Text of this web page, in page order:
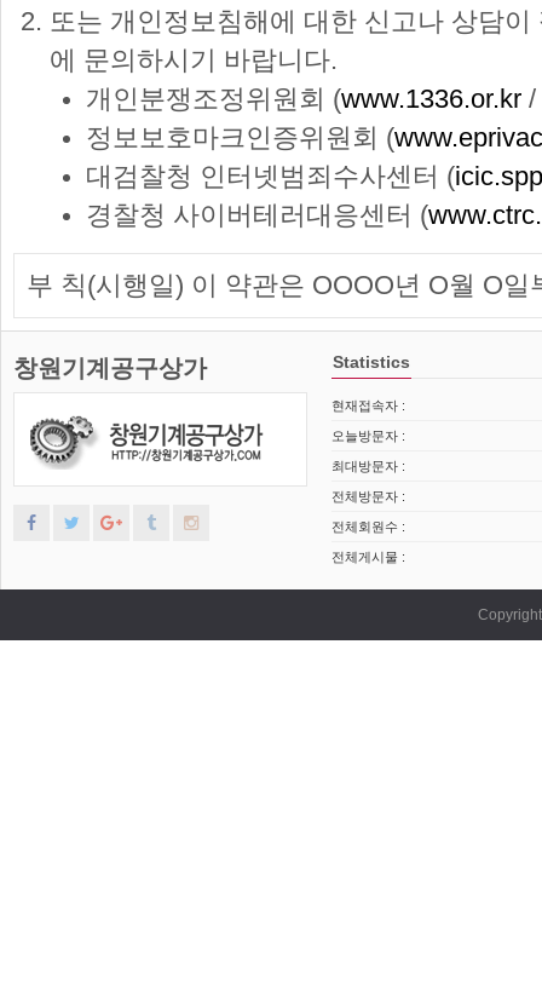
또는 개인정보침해에 대한 신고나 상담
에 문의하시기 바랍니다.
개인분쟁조정위원회 (www.1336.or.kr /
정보보호마크인증위원회 (
대검찰청 인터넷범죄수사센터 (
경찰청 사이버테러대응센터 (
부 칙(시행일) 이 약관은 OOOO년 O월 O일
창원기계공구상가 Statistics
현재접속자 :
오늘방문자 :
최대방문자 :
전체방문자 :
전체회원수 :
전체게시물 :